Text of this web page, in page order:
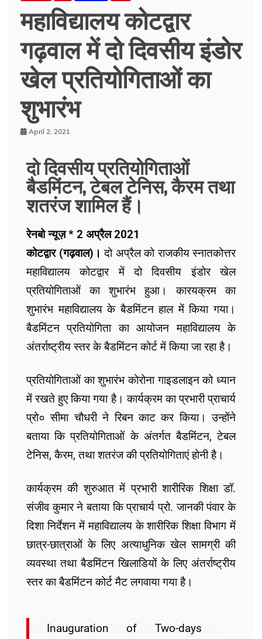
महाविद्यालय कोटद्वार
गढ़वाल में दो दिवसीय इंडोर
खेल प्रतियोगिताओं का
शुभारंभ
April 2, 2021
दो दिवसीय प्रतियोगिताओं
बैडमिंटन, टेबल टेनिस, कैरम तथा
शतरंज शामिल हैं।
रेनबो न्यूज़ * 2 अप्रैल 2021
कोटद्वार (गढ़वाल)।दो अप्रैल को राजकीय स्नातकोत्तर
महाविद्यालय कोटद्वार में दो दिवसीय इंडोर खेल
प्रतियोगिताओं का शुभारंभ हुआ। कारयक्रम का
शुभारंभ महाविद्यालय के बैडमिंटन हाल में किया गया।
बैडमिंटन प्रतियोगिता का आयोजन महाविद्यालय के
अंतर्राष्ट्रीय स्तर के बैडमिंटन कोर्ट में किया जा रहा है।
प्रतियोगिताओं का शुभारंभ कोरोना गाइडलाइन को ध्यान
में रखते हुए किया गया है। कार्यक्रम का प्रभारी प्राचार्य
प्रो० सीमा चौधरी ने रिबन काट कर किया। उन्होंने
बताया कि प्रतियोगिताओं के अंतर्गत बैडमिंटन, टेबल
टेनिस, कैरम, तथा शतरंज की प्रतियोगिताएं होनी है।
कार्यक्रम की शुरुआत में प्रभारी शारीरिक शिक्षा डॉ.
संजीव कुमार ने बताया कि प्राचार्य प्रो. जानकी पंवार के
दिशा निर्देशन में महाविद्यालय के शारीरिक शिक्षा विभाग में
छात्र-छात्राओं के लिए अत्याधुनिक खेल सामग्री की
व्यवस्था तथा बैडमिंटन खिलाडियों के लिए अंतर्राष्ट्रीय
स्तर का बैडमिंटन कोर्ट मैट लगवाया गया है।
Inauguration of Two-days